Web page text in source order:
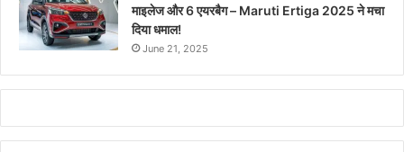
माइलेज और 6 एयरबैग – Maruti Ertiga 2025 ने मचा
दिया धमाल!
June 21, 2025